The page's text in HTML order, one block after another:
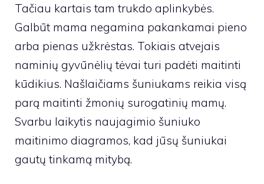
Tačiau kartais tam trukdo aplinkybės.
Galbūt mama negamina pakankamai pieno
arba pienas užkrėstas. Tokiais atvejais
naminių gyvūnėlių tėvai turi padėti maitinti
kūdikius. Našlaičiams šuniukams reikia visą
parą maitinti žmonių surogatinių mamų.
Svarbu laikytis naujagimio šuniuko
maitinimo diagramos, kad jūsų šuniukai
gautų tinkamą mitybą.